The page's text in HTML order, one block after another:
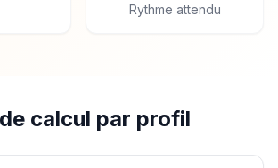
Rythme attendu
calcul par profil